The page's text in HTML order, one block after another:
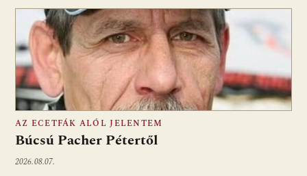
AZ ECETFÁK ALÓL JELENTEM
Búcsú Pacher Pétertől
2026.08.07.